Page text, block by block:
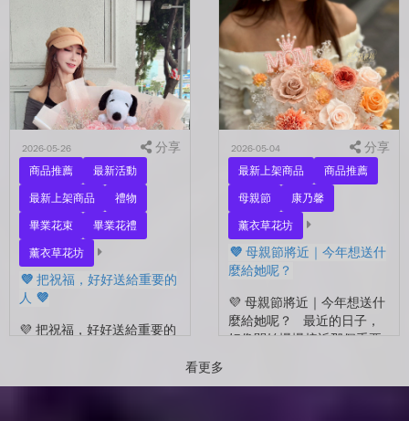
另一半，是一直默默支持你
的家人，還是那個努力生活
的自己？ 花，不一定要等
到特別的人才能收到。...
好 💜 最近開始看到很多人
在拍照📷 穿著學士服、抱著
花束，笑著紀錄這段重要的
時光🤍 一路走到現在，一
定有很多不容易。 熬過考
試...
2026-05-26 分享
商品推薦
最新活動
最新上架商品
禮物
畢業花束
畢業花禮
薰衣草花坊
💜 把祝福，好好送給重要的
人 💜
💜 把祝福，好好送給重要的
很多，準備往下一段生活前
2026-05-04 分享
最新上架商品
商品推薦
母親節
康乃馨
薰衣草花坊
💜 母親節將近｜今年想送什
麼給她呢？
💜 母親節將近｜今年想送什
麼給她呢？ 最近的日子，
好像開始慢慢接近那個重要
看更多